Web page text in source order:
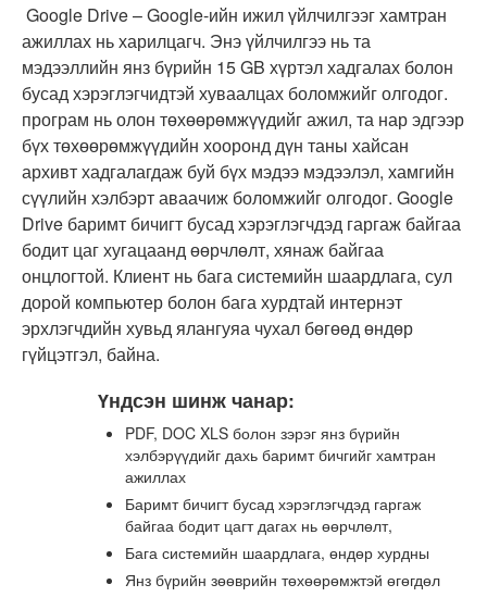
Google Drive – Google-ийн ижил үйлчилгээг хамтран
ажиллах нь харилцагч. Энэ үйлчилгээ нь та
мэдээллийн янз бүрийн 15 GB хүртэл хадгалах болон
бусад хэрэглэгчидтэй хуваалцах боломжийг олгодог.
програм нь олон төхөөрөмжүүдийг ажил, та нар эдгээр
бүх төхөөрөмжүүдийн хооронд дүн таны хайсан
архивт хадгалагдаж буй бүх мэдээ мэдээлэл, хамгийн
сүүлийн хэлбэрт аваачиж боломжийг олгодог. Google
Drive баримт бичигт бусад хэрэглэгчдэд гаргаж байгаа
бодит цаг хугацаанд өөрчлөлт, хянаж байгаа
онцлогтой. Клиент нь бага системийн шаардлага, сул
дорой компьютер болон бага хурдтай интернэт
эрхлэгчдийн хувьд ялангуяа чухал бөгөөд өндөр
гүйцэтгэл, байна.
Үндсэн шинж чанар:
PDF, DOC XLS болон зэрэг янз бүрийн
хэлбэрүүдийг дахь баримт бичгийг хамтран
ажиллах
Баримт бичигт бусад хэрэглэгчдэд гаргаж
байгаа бодит цагт дагах нь өөрчлөлт,
Бага системийн шаардлага, өндөр хурдны
Янз бүрийн зөөврийн төхөөрөмжтэй өгөгдөл